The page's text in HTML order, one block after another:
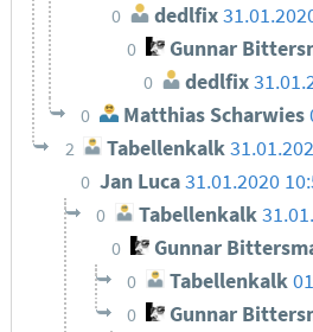
0 dedlfix
0 Gunnar
0 dedlfix
0 Matthias Scharwies
2 Tabellenkalk
0 Jan Luca31.01.2020
0 Tabellenkalk
0 Gunnar
0 Tabellenkalk
0 Gunnar